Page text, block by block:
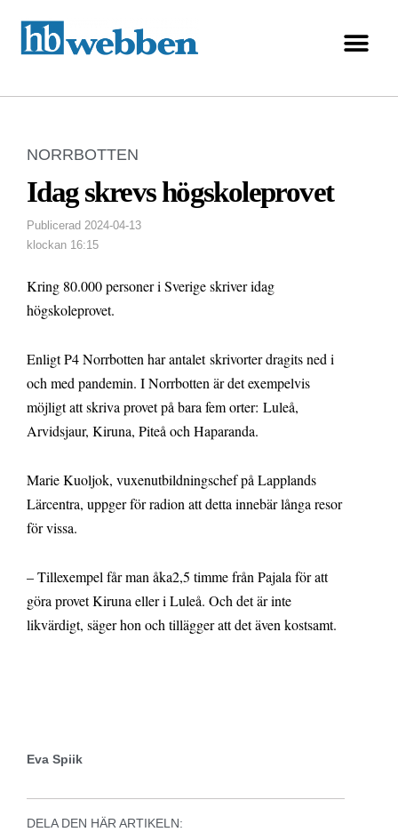
NORRBOTTEN
Idag skrevs högskoleprovet
Publicerad 2024-04-13
klockan 16:15
Kring 80.000 personer i Sverige skriver idag
högskoleprovet.
Enligt P4 Norrbotten har antalet skrivorter dragits ned i
och med pandemin. I Norrbotten är det exempelvis
möjligt att skriva provet på bara fem orter: Luleå,
Arvidsjaur, Kiruna, Piteå och Haparanda.
Marie Kuoljok, vuxenutbildningschef på Lapplands
Lärcentra, uppger för radion att detta innebär långa resor
för vissa.
– Tillexempel får man åka2,5 timme från Pajala för att
göra provet Kiruna eller i Luleå. Och det är inte
likvärdigt, säger hon och tillägger att det även kostsamt.
Eva Spiik
DELA DEN HÄR ARTIKELN: